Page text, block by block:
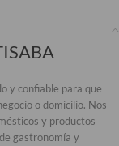
y confiable para que
o domicilio. Nos
y productos
gastronomía y